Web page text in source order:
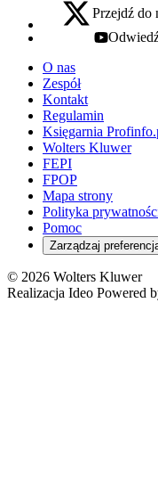
x - otwiera się w
Przejdź do
youtube -
O nas
Zespół
Kontakt
Regulamin
Księgarnia
Wolters Kluwer
FEPI
FPOP
Mapa strony
Polityka
Pomoc
Zarządzaj
© 2026 Wolters Kluwer
Realizacja Ideo Powered